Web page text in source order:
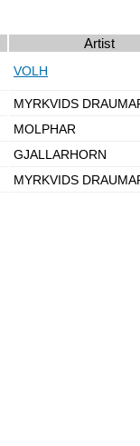
Artist
VOLH
MYRKVIDS
MOLPHAR
GJALLARHORN
MYRKVIDS